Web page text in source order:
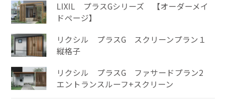
LIXIL プラスGシリーズ 【オーダーメイ
ドページ】
リクシル プラスG スクリーンプラン１
縦格子
リクシル プラスG ファサードプラン2
エントランスルーフ+スクリーン